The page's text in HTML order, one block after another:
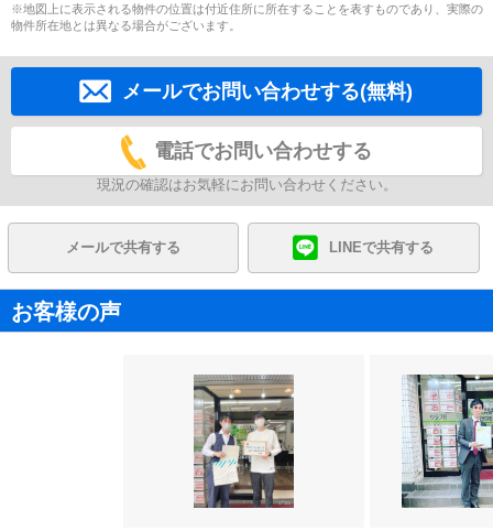
※地図上に表示される物件の位置は付近住所に所在することを表すものであり、実際の
物件所在地とは異なる場合がございます。
メールでお問い合わせする(無料)
電話でお問い合わせする
現況の確認はお気軽にお問い合わせください。
メールで共有する LINEで共有する
お客様の声